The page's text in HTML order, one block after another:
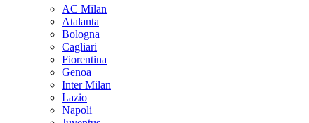
AC Milan
Atalanta
Bologna
Cagliari
Fiorentina
Genoa
Inter Milan
Lazio
Napoli